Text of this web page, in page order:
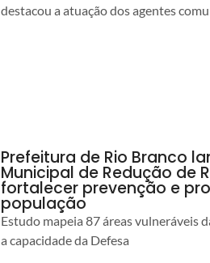
destacou a atuação dos agentes
Prefeitura de Rio Branco
Municipal de Redução de
fortalecer prevenção e
população
Estudo mapeia 87 áreas vulneráveis
a capacidade da Defesa